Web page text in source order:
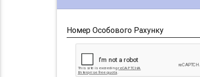
Номер Особового Рахунку